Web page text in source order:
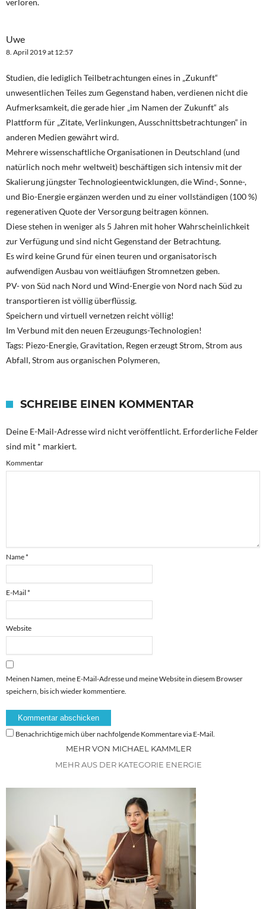
verloren.
Uwe
8. April 2019 at 12:57
Studien, die lediglich Teilbetrachtungen eines in „Zukunft“
unwesentlichen Teiles zum Gegenstand haben, verdienen nicht die
Aufmerksamkeit, die gerade hier „im Namen der Zukunft“ als
Plattform für „Zitate, Verlinkungen, Ausschnittsbetrachtungen“ in
anderen Medien gewährt wird.
Mehrere wissenschaftliche Organisationen in Deutschland (und
natürlich noch mehr weltweit) beschäftigen sich intensiv mit der
Skalierung jüngster Technologieentwicklungen, die Wind-, Sonne-,
und Bio-Energie ergänzen werden und zu einer vollständigen (100 %)
regenerativen Quote der Versorgung beitragen können.
Diese stehen in weniger als 5 Jahren mit hoher Wahrscheinlichkeit
zur Verfügung und sind nicht Gegenstand der Betrachtung.
Es wird keine Grund für einen teuren und organisatorisch
aufwendigen Ausbau von weitläufigen Stromnetzen geben.
PV- von Süd nach Nord und Wind-Energie von Nord nach Süd zu
transportieren ist völlig überflüssig.
Speichern und virtuell vernetzen reicht völlig!
Im Verbund mit den neuen Erzeugungs-Technologien!
Tags: Piezo-Energie, Gravitation, Regen erzeugt Strom, Strom aus
Abfall, Strom aus organischen Polymeren,
SCHREIBE EINEN KOMMENTAR
Deine E-Mail-Adresse wird nicht veröffentlicht. Erforderliche Felder
sind mit * markiert.
Kommentar
Name*
E-Mail *
Website
Meinen Namen, meine E-Mail-Adresse und meine Website in diesem Browser
speichern, bis ich wieder kommentiere.
Benachrichtige mich über nachfolgende Kommentare via E-Mail.
MEHR VON MICHAEL KAMMLER
MEHR AUS DER KATEGORIE ENERGIE